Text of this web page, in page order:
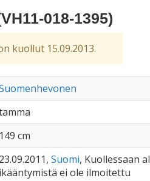
018-1395)
kuollut 15.09.2013.
149 cm
23.09.2011, Suomi, Kuollessaan
ikääntymistä ei ole ilmoitettu